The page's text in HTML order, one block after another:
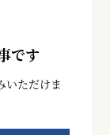
です
いただけま